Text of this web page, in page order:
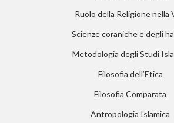
Ruolo della Religione nella
Scienze coraniche e degli
Metodologia degli Studi
Filosofia dell’Etica
Filosofia Comparata
Antropologia Islamica